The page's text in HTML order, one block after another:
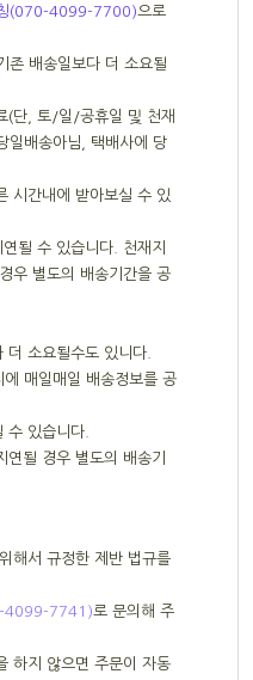
칭(070-4099-7700)으로
존 배송일보다 더 소요될
(단, 토/일/공휴일 및 천재
일배송아님, 택배사에 당
시간내에 받아보실 수 있
될 수 있습니다. 천재지
우 별도의 배송기간을 공
더 소요될수도 있니다.
매일매일 배송정보를 공
있습니다.
될 경우 별도의 배송기
해서 규정한 제반 법규를
4099-7741)로 문의해 주
하지 않으면 주문이 자동